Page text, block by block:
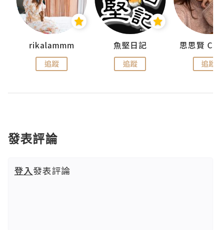
rikalammm
追蹤
魚堅日記
追蹤 追蹤
發表評論
登入發表評論